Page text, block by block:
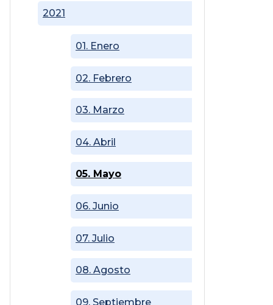
2021
01. Enero
02. Febrero
03. Marzo
04. Abril
05. Mayo
06. Junio
07. Julio
08. Agosto
09. Septiembre